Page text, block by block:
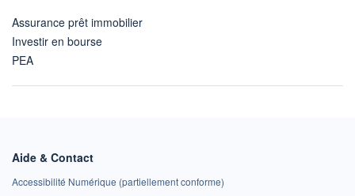
Assurance prêt immobilier
Investir en bourse
PEA
Aide & Contact
Accessibilité Numérique (partiellement conforme)